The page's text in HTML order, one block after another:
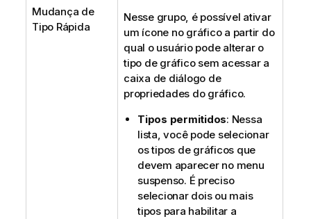
Mudança de
Tipo Rápida
Nesse grupo, é possível ativar
um ícone no gráfico a partir do
qual o usuário pode alterar o
tipo de gráfico sem acessar a
caixa de diálogo de
propriedades do gráfico.
Tipos permitidos: Nessa
lista, você pode selecionar
os tipos de gráficos que
devem aparecer no menu
suspenso. É preciso
selecionar dois ou mais
tipos para habilitar a